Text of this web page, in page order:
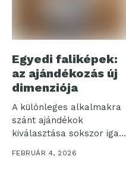
Egyedi faliképek:
az ajándékozás új
dimenziója
A különleges alkalmakra
szánt ajándékok
kiválasztása sokszor igazi
kihívást jelent. Amikor
FEBRUÁR 4, 2026